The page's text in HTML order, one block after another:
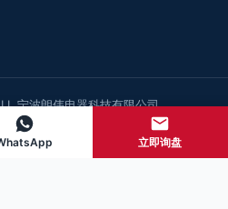
宁波朗伟电器科技有限公司
号-2
立即询盘